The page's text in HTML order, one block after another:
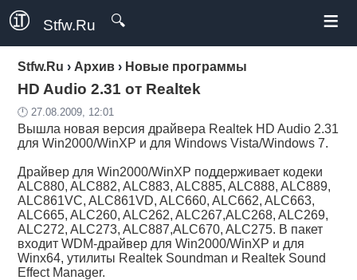
Stfw.Ru 🔍 ≡
Stfw.Ru › Архив › Новые программы
HD Audio 2.31 от Realtek
🕛 27.08.2009, 12:01
Вышла новая версия драйвера Realtek HD Audio 2.31
для Win2000/WinXP и для Windows Vista/Windows 7.
Драйвер для Win2000/WinXP поддерживает кодеки
ALC880, ALC882, ALC883, ALC885, ALC888, ALC889,
ALC861VC, ALC861VD, ALC660, ALC662, ALC663,
ALC665, ALC260, ALC262, ALC267,ALC268, ALC269,
ALC272, ALC273, ALC887,ALC670, ALC275. В пакет
входит WDM-драйвер для Win2000/WinXP и для
Winx64, утилиты Realtek Soundman и Realtek Sound
Effect Manager.